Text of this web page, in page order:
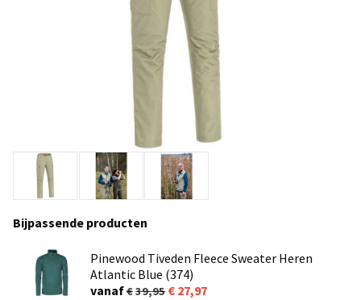
Bijpassende producten
Pinewood Tiveden Fleece Sweater Heren
Atlantic Blue (374)
vanaf
39,95
27,97